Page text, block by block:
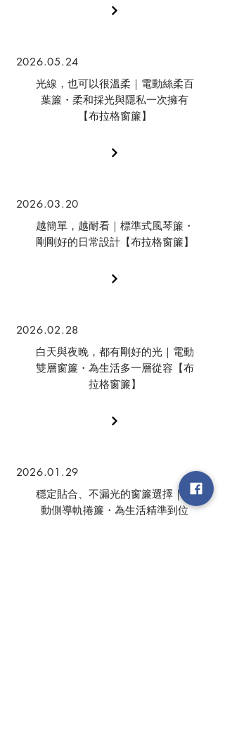
2026.05.24
光線，也可以很溫柔｜電動絲柔百
葉簾・柔和採光與隱私一次擁有
【布拉格窗簾】
2026.03.20
越簡單，越耐看｜標準式風琴簾・
剛剛好的日常設計【布拉格窗簾】
2026.02.28
白天與夜晚，都有剛好的光｜電動
雙層窗簾・為生活多一層從容【布
拉格窗簾】
2026.01.29
穩定貼合、不漏光的窗簾選擇｜電
動側導軌捲簾・為生活精準到位